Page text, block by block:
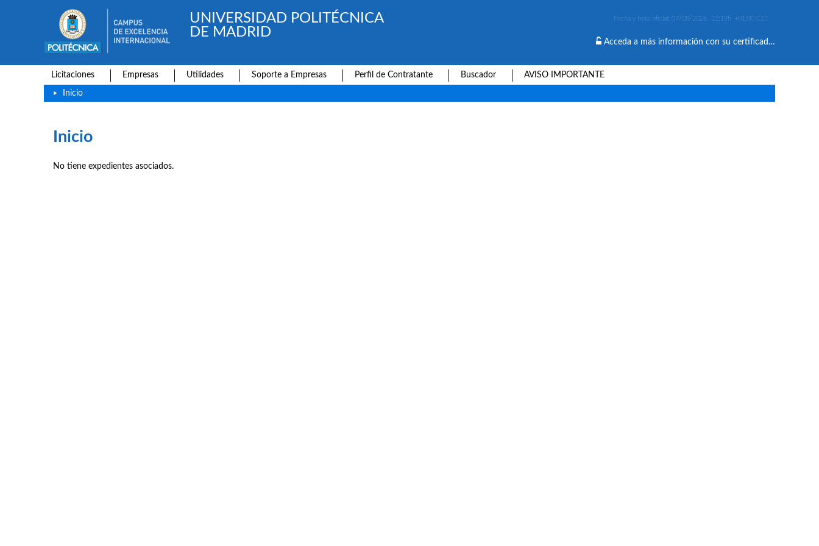
Fecha y hora oficial: 07/08/2026 22:19h +01:00 CET
UNIVERSIDAD POLITÉCNICA
DE MADRID
Acceda a más información con su certificado digital
Licitaciones Empresas Utilidades Soporte a Empresas Perfil de Contratante Buscador AVISO IMPORTANTE
Inicio
Inicio
No tiene expedientes asociados.